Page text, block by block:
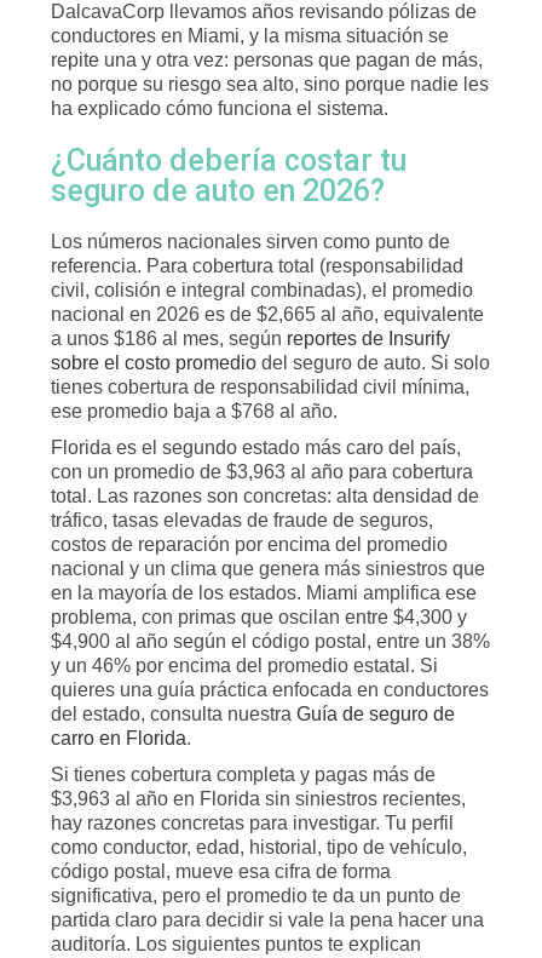
DalcavaCorp llevamos años revisando pólizas de
conductores en Miami, y la misma situación se
repite una y otra vez: personas que pagan de más,
no porque su riesgo sea alto, sino porque nadie les
ha explicado cómo funciona el sistema.
¿Cuánto debería costar tu
seguro de auto en 2026?
Los números nacionales sirven como punto de
referencia. Para cobertura total (responsabilidad
civil, colisión e integral combinadas), el promedio
nacional en 2026 es de $2,665 al año, equivalente
a unos $186 al mes, según reportes de Insurify
sobre el costo promedio del seguro de auto. Si solo
tienes cobertura de responsabilidad civil mínima,
ese promedio baja a $768 al año.
Florida es el segundo estado más caro del país,
con un promedio de $3,963 al año para cobertura
total. Las razones son concretas: alta densidad de
tráfico, tasas elevadas de fraude de seguros,
costos de reparación por encima del promedio
nacional y un clima que genera más siniestros que
en la mayoría de los estados. Miami amplifica ese
problema, con primas que oscilan entre $4,300 y
$4,900 al año según el código postal, entre un 38%
y un 46% por encima del promedio estatal. Si
quieres una guía práctica enfocada en conductores
del estado, consulta nuestra Guía de seguro de
carro en Florida.
Si tienes cobertura completa y pagas más de
$3,963 al año en Florida sin siniestros recientes,
hay razones concretas para investigar. Tu perfil
como conductor, edad, historial, tipo de vehículo,
código postal, mueve esa cifra de forma
significativa, pero el promedio te da un punto de
partida claro para decidir si vale la pena hacer una
auditoría. Los siguientes puntos te explican